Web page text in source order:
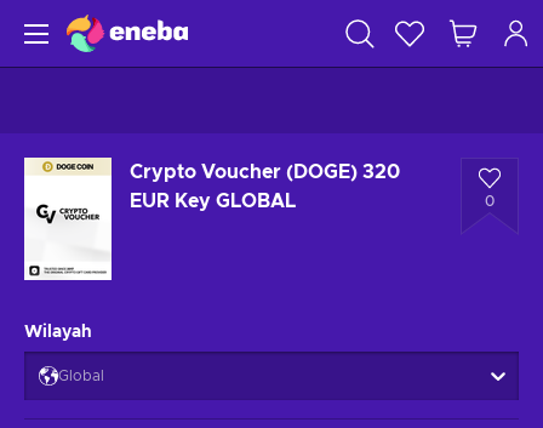
Crypto Voucher (DOGE) 320
EUR Key GLOBAL
0
Wilayah
Global